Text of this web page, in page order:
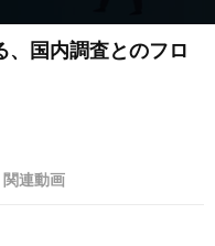
、国内調査とのフロ
関連動画